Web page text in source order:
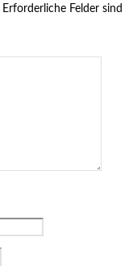
Erforderliche Felder sind